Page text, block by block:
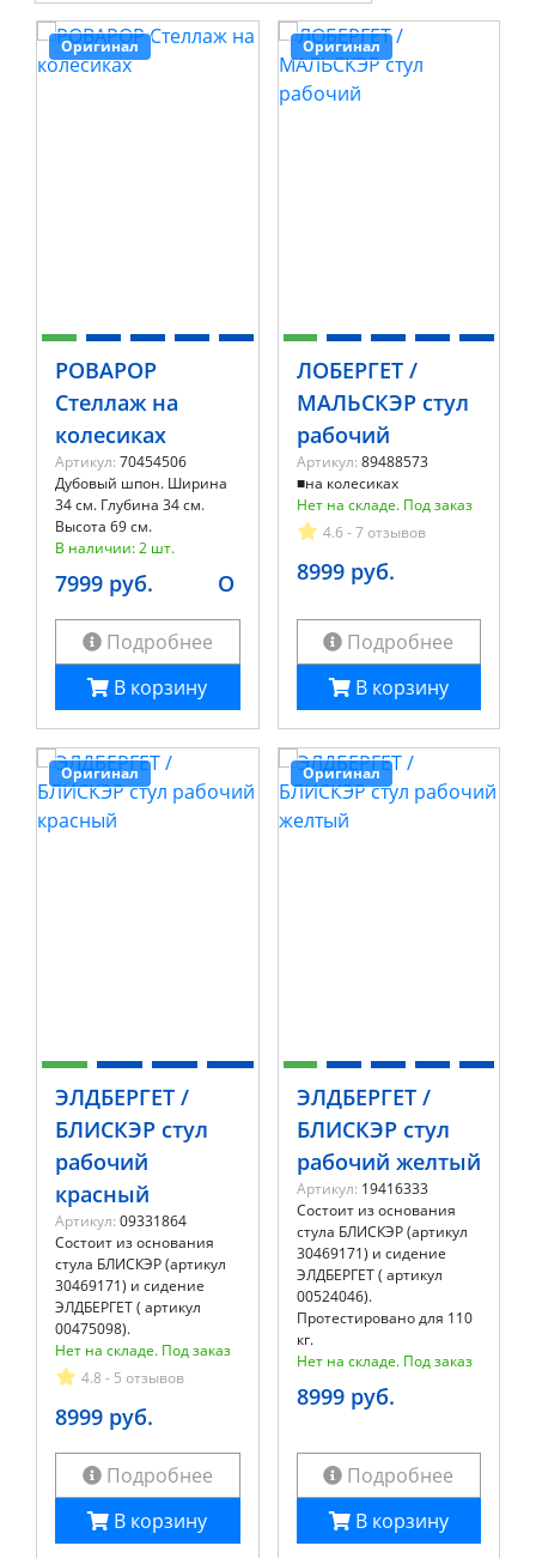
Оригинал
РОВАРОР
Стеллаж на
колесиках
Артикул: 70454506
Дубовый шпон. Ширина
34 см. Глубина 34 см.
Высота 69 см.
В наличии: 2 шт.
7999 руб. O
Подробнее
В корзину
Оригинал
ЛОБЕРГЕТ /
МАЛЬСКЭР стул
рабочий
Артикул: 89488573
■на колесиках
Нет на складе. Под заказ
4.6 - 7 отзывов
8999 руб.
Подробнее
В корзину
Оригинал
ЭЛДБЕРГЕТ /
БЛИСКЭР стул
рабочий
красный
Артикул: 09331864
Состоит из основания
стула БЛИСКЭР (артикул
30469171) и сидение
ЭЛДБЕРГЕТ ( артикул
00475098).
Нет на складе. Под заказ
4.8 - 5 отзывов
8999 руб.
Подробнее
В корзину
Оригинал
ЭЛДБЕРГЕТ /
БЛИСКЭР стул
рабочий желтый
Артикул: 19416333
Состоит из основания
стула БЛИСКЭР (артикул
30469171) и сидение
ЭЛДБЕРГЕТ ( артикул
00524046).
Протестировано для 110
кг.
Нет на складе. Под заказ
8999 руб.
Подробнее
В корзину